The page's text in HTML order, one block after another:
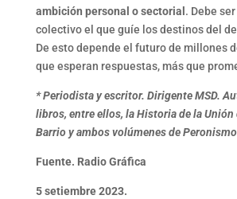
ambición personal o sectorial . Debe
colectivo el que guíe los destinos del
De esto depende el futuro de millones
que esperan respuestas, más que
* Periodista y escritor. Dirigente MSD.
libros, entre ellos, la Historia de la Unión
Barrio y ambos volúmenes de
Fuente. Radio Gráfica
5 setiembre 2023.